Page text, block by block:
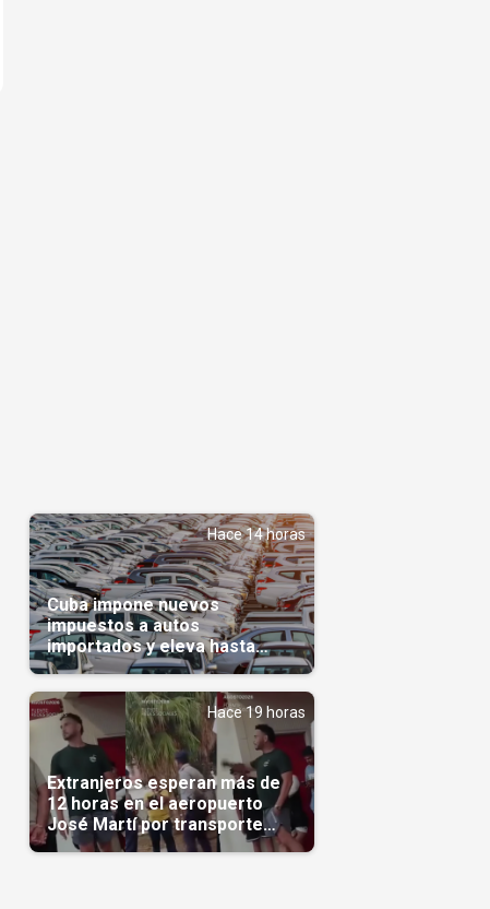
Hace 14 horas
Cuba impone nuevos
impuestos a autos
importados y eleva hasta
5.000 dólares el gravamen
para vehículos de alta gama
Hace 19 horas
Extranjeros esperan más de
12 horas en el aeropuerto
José Martí por transporte
reservado semanas